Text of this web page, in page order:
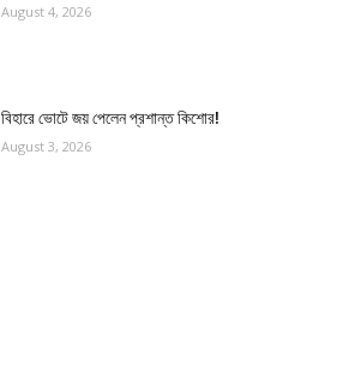
August 4, 2026
বিহারে ভোটে জয় পেলেন প্রশান্ত কিশোর!
August 3, 2026